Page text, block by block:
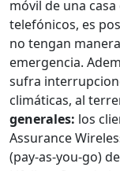
móvil de una
telefónicos, es
no tengan
emergencia.
sufra
climáticas, al
generales: los
Assurance
(pay-as-you-go)